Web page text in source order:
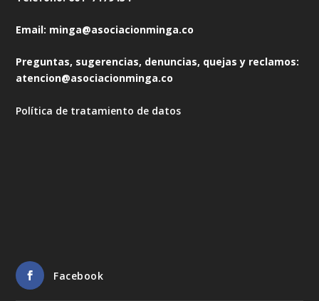
Email: minga@asociacionminga.co
Preguntas, sugerencias, denuncias, quejas y reclamos:
atencion@asociacionminga.co
Política de tratamiento de datos
Facebook